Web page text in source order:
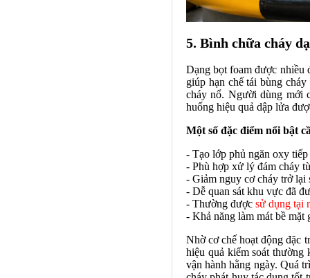
5. Bình chữa cháy
Dạng bọt foam được nhiều
giúp hạn chế tái bùng
cháy nổ. Người dùng mới
huống hiệu quả dập lửa
Một số đặc điểm nổi bật
- Tạo lớp phủ ngăn oxy
- Phù hợp xử lý đám cháy
- Giảm nguy cơ cháy trở lại
- Dễ quan sát khu vực đã
- Thường được sử dụng tại
- Khả năng làm mát bề mặt
Nhờ cơ chế hoạt động đặc
hiệu quả kiểm soát
vận hành hằng ngày. Quá